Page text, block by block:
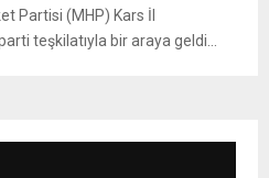
Partisi (MHP) Kars İl
teşkilatıyla bir araya geldi...